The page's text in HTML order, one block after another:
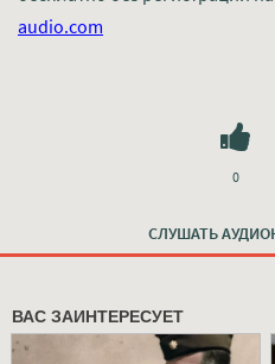
audio.com
СЛУШАТЬ
0